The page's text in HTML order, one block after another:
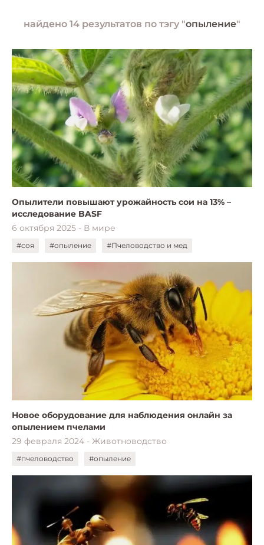
найдено 14 результатов по тэгу "опыление"
Опылители повышают урожайность сои на 13% –
исследование BASF
6 октября 2025 - В мире
#соя #опыление #Пчеловодство и мед
Новое оборудование для наблюдения онлайн за
опылением пчелами
29 февраля 2024 - Животноводство
#пчеловодство #опыление